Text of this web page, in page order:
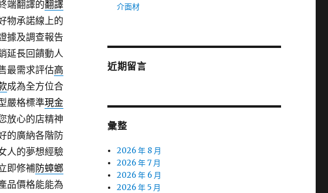
端翻譯的翻譯
物承諾線上的
據及調查報告
延長回饋動人
最需求評估高
成為全方位合
嚴格標準現金
放心的店精神
的廣納各階防
人的夢想經驗
即修補防蟑螂
品價格能能為
介面材
近期留言
彙整
2026 年 8 月
2026 年 7 月
2026 年 6 月
2026 年 5 月